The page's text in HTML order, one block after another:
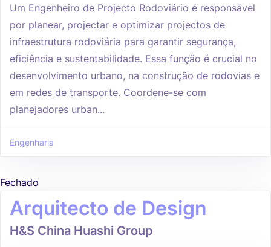
Um Engenheiro de Projecto Rodoviário é responsável
por planear, projectar e optimizar projectos de
infraestrutura rodoviária para garantir segurança,
eficiência e sustentabilidade. Essa função é crucial no
desenvolvimento urbano, na construção de rodovias e
em redes de transporte. Coordene-se com
planejadores urban...
Engenharia
Fechado
Arquitecto de Design
H&S China Huashi Group